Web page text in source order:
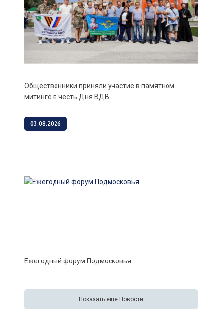
Общественники приняли участие в памятном
митинге в честь Дня ВДВ
03.08.2026
Ежегодный форум Подмосковья
Показать еще Новости